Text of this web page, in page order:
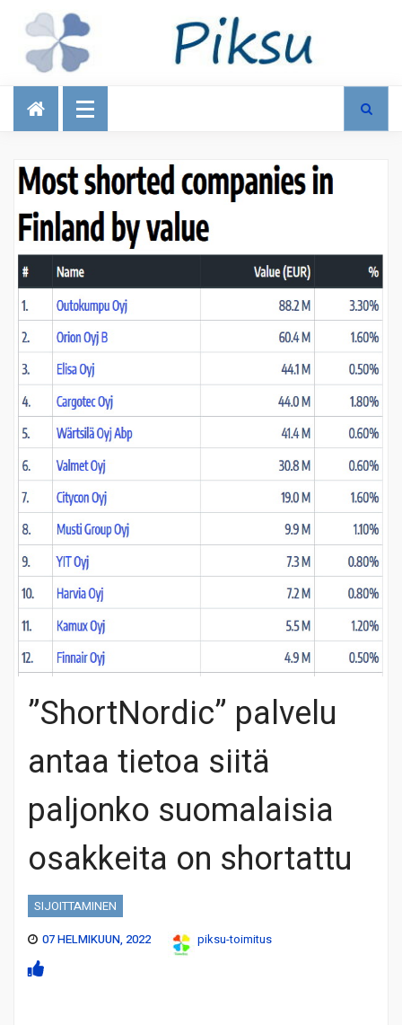
Talous
”ShortNordic” palvelu
antaa tietoa siitä
paljonko suomalaisia
osakkeita on shortattu
SIJOITTAMINEN
07 HELMIKUUN, 2022
piksu-toimitus